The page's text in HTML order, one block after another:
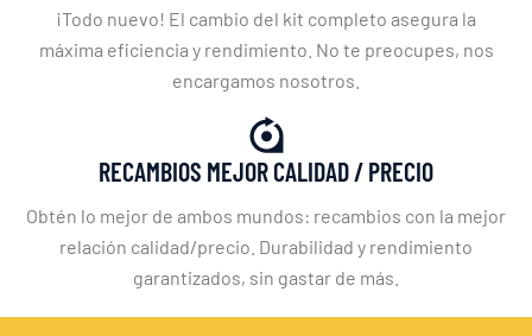
¡Todo nuevo! El cambio del kit completo asegura la
máxima eficiencia y rendimiento. No te preocupes, nos
encargamos nosotros.
RECAMBIOS MEJOR CALIDAD / PRECIO
Obtén lo mejor de ambos mundos: recambios con la mejor
relación calidad/precio. Durabilidad y rendimiento
garantizados, sin gastar de más.